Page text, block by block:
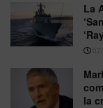
La
07/
la